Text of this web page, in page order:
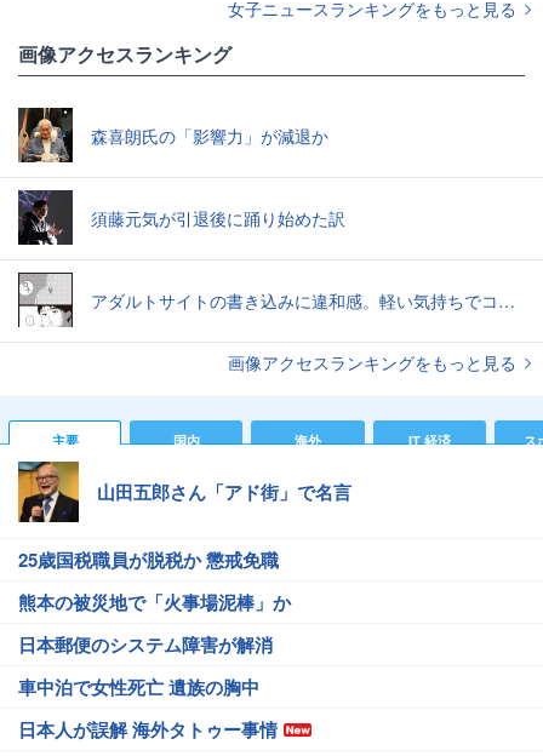
女子ニュースランキングをもっと見る
画像アクセスランキング
森喜朗氏の「影響力」が減退か
須藤元気が引退後に踊り始めた訳
アダルトサイトの書き込みに違和感。軽い気持ちでコメントしてみると…／近畿地方のある場所について（1）
画像アクセスランキングをもっと見る
主要 国内 海外 IT 経済 ス
山田五郎さん「アド街」で名言
25歳国税職員が脱税か 懲戒免職
熊本の被災地で「火事場泥棒」か
日本郵便のシステム障害が解消
車中泊で女性死亡 遺族の胸中
日本人が誤解 海外タトゥー事情